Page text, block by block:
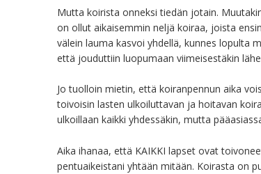
Mutta koirista onneksi tiedän jotain.
on ollut aikaisemmin neljä koiraa, joista
välein lauma kasvoi yhdellä, kunnes lopulta
että jouduttiin luopumaan viimeisestäkin
Jo tuolloin mietin, että koiranpennun aika
toivoisin lasten ulkoiluttavan ja hoitavan
ulkoillaan kaikki yhdessäkin, mutta
Aika ihanaa, että KAIKKI lapset ovat
pentuaikeistani yhtään mitään. Koirasta on